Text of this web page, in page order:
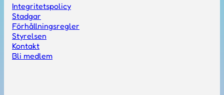
Integritetspolicy
Stadgar
Förhållningsregler
Styrelsen
Kontakt
Bli medlem